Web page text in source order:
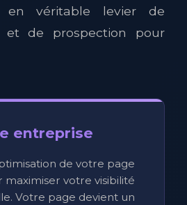
en véritable levier de
et de prospection pour
entreprise
de votre page
maximiser votre visibilité
Votre page devient un